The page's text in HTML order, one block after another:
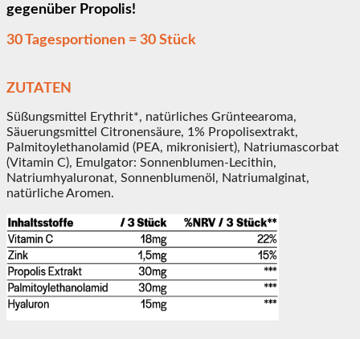
gegenüber Propolis!
30 Tagesportionen = 30 Stück
ZUTATEN
Süßungsmittel Erythrit*, natürliches Grünteearoma,
Säuerungsmittel Citronensäure, 1% Propolisextrakt,
Palmitoylethanolamid (PEA, mikronisiert), Natriumascorbat
(Vitamin C), Emulgator: Sonnenblumen-Lecithin,
Natriumhyaluronat, Sonnenblumenöl, Natriumalginat,
natürliche Aromen.